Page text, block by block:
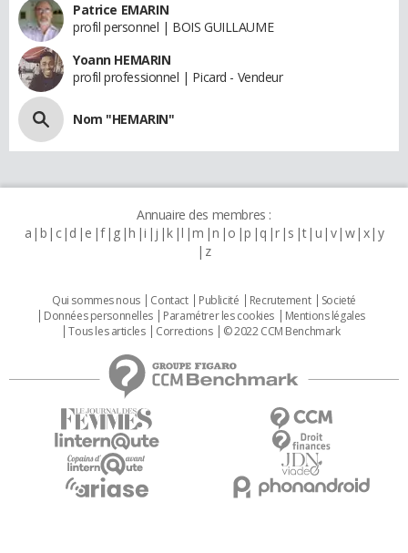
Patrice EMARIN
profil personnel | BOIS GUILLAUME
Yoann HEMARIN
profil professionnel | Picard - Vendeur
Nom "HEMARIN"
Annuaire des membres :
a b c d e f g h i j k l m n o p q r s t u v w x y
z
Qui sommes nous Contact Publicité Recrutement
Societé
Données personnelles
Paramétrer les cookies
Mentions légales
Tous les articles
Corrections © 2022 CCM Benchmark